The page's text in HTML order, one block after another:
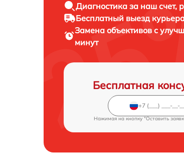
Диагностика за наш счет,
Бесплатный выезд
Замена объективов с
минут
Бесплатная
Нажимая на кнопку "Оставить